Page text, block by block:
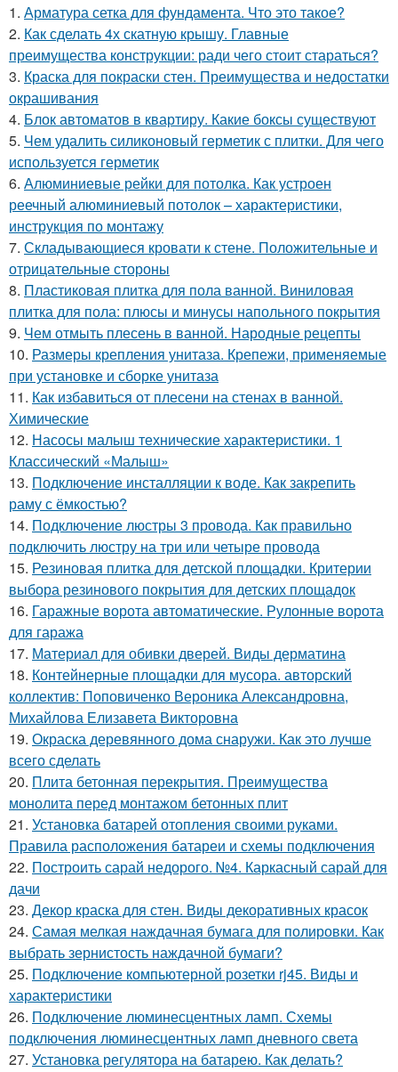
1. Арматура сетка для фундамента. Что это такое?
2. Как сделать 4х скатную крышу. Главные
преимущества конструкции: ради чего стоит стараться?
3. Краска для покраски стен. Преимущества и недостатки
окрашивания
4. Блок автоматов в квартиру. Какие боксы существуют
5. Чем удалить силиконовый герметик с плитки. Для чего
используется герметик
6. Алюминиевые рейки для потолка. Как устроен
реечный алюминиевый потолок – характеристики,
инструкция по монтажу
7. Складывающиеся кровати к стене. Положительные и
отрицательные стороны
8. Пластиковая плитка для пола ванной. Виниловая
плитка для пола: плюсы и минусы напольного покрытия
9. Чем отмыть плесень в ванной. Народные рецепты
10. Размеры крепления унитаза. Крепежи, применяемые
при установке и сборке унитаза
11. Как избавиться от плесени на стенах в ванной.
Химические
12. Насосы малыш технические характеристики. 1
Классический «Малыш»
13. Подключение инсталляции к воде. Как закрепить
раму с ёмкостью?
14. Подключение люстры 3 провода. Как правильно
подключить люстру на три или четыре провода
15. Резиновая плитка для детской площадки. Критерии
выбора резинового покрытия для детских площадок
16. Гаражные ворота автоматические. Рулонные ворота
для гаража
17. Материал для обивки дверей. Виды дерматина
18. Контейнерные площадки для мусора. авторский
коллектив: Поповиченко Вероника Александровна,
Михайлова Елизавета Викторовна
19. Окраска деревянного дома снаружи. Как это лучше
всего сделать
20. Плита бетонная перекрытия. Преимущества
монолита перед монтажом бетонных плит
21. Установка батарей отопления своими руками.
Правила расположения батареи и схемы подключения
22. Построить сарай недорого. №4. Каркасный сарай для
дачи
23. Декор краска для стен. Виды декоративных красок
24. Самая мелкая наждачная бумага для полировки. Как
выбрать зернистость наждачной бумаги?
25. Подключение компьютерной розетки rj45. Виды и
характеристики
26. Подключение люминесцентных ламп. Схемы
подключения люминесцентных ламп дневного света
27. Установка регулятора на батарею. Как делать?